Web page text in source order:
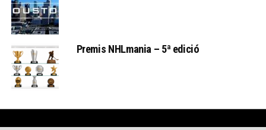
Premis NHLmania – 5ª edició